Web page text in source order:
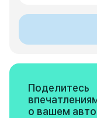
Поделитесь
о вашем авто